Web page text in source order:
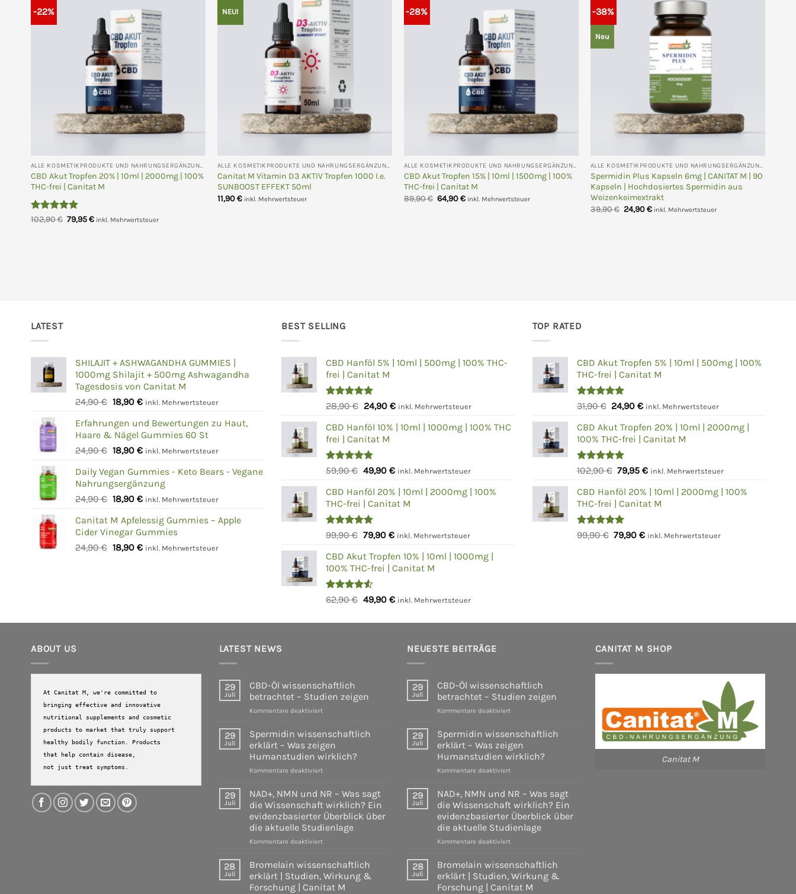
-22%
ALLE KOSMETIKPRODUKTE UND NAHRUNGSERGÄNZUNGEN
CBD Akut Tropfen 20% | 10ml | 2000mg | 100%
THC-frei | Canitat M
Bewertet
102,90€ Ursprünglicher
79,95€Aktueller
inkl. Mehrwertsteuer
NEU!
ALLE KOSMETIKPRODUKTE UND NAHRUNGSERGÄNZUNGEN
Canitat M Vitamin D3 AKTIV Tropfen 1000 I.e.
SUNBOOST EFFEKT 50ml
11,90€ inkl. Mehrwertsteuer
-28%
ALLE KOSMETIKPRODUKTE UND NAHRUNGSERGÄNZUNGEN
CBD Akut Tropfen 15% | 10ml | 1500mg | 100%
THC-frei | Canitat M
89,90€ Ursprünglicher
64,90€Aktueller
inkl. Mehrwertsteuer
-38%
Neu
ALLE KOSMETIKPRODUKTE UND NAHRUNGSERGÄNZUNGEN
Spermidin Plus Kapseln 6mg | CANITAT M | 90
Kapseln | Hochdosiertes Spermidin aus
Weizenkeimextrakt
39,90€ Ursprünglicher
24,90€Aktueller
inkl. Mehrwertsteuer
LATEST
SHILAJIT + ASHWAGANDHA GUMMIES |
1000mg Shilajit + 500mg Ashwagandha
Tagesdosis von Canitat M
24,90€ Ursprünglicher
war:
24,90 €
18,90 €Aktueller
ist:
18,90 €.
inkl. Mehrwertsteuer
Erfahrungen und Bewertungen zu Haut,
Haare & Nägel Gummies 60 St
24,90€ Ursprünglicher
war:
24,90 €
18,90 €Aktueller
ist:
18,90 €.
inkl. Mehrwertsteuer
Daily Vegan Gummies - Keto Bears - Vegane
Nahrungsergänzung
24,90€ Ursprünglicher
war:
24,90 €
18,90 €Aktueller
ist:
18,90 €.
inkl. Mehrwertsteuer
Canitat M Apfelessig Gummies – Apple
Cider Vinegar Gummies
24,90€ Ursprünglicher
18,90 €Aktueller
inkl. Mehrwertsteuer
BEST SELLING
CBD Hanföl 5% | 10ml | 500mg | 100% THC-
frei | Canitat M
Bewertet
von 5
28,90€ Ursprünglicher
war:
28,90 €
24,90€Aktueller
ist:
inkl. Mehrwertsteuer
CBD Hanföl 10% | 10ml | 1000mg | 100% THC
frei | Canitat M
Bewertet
von 5
59,90€ Ursprünglicher
war:
59,90 €
49,90€Aktueller
ist:
49,90 €.
inkl. Mehrwertsteuer
CBD Hanföl 20% | 10ml | 2000mg | 100%
THC-frei | Canitat M
Bewertet
von 5
99,90€ Ursprünglicher
war:
99,90 €
79,90€Aktueller
ist:
79,90 €.
inkl. Mehrwertsteuer
CBD Akut Tropfen 10% | 10ml | 1000mg |
100% THC-frei | Canitat M
Bewertet
62,90€ Ursprünglicher
war:
49,90€Aktueller
ist:
inkl. Mehrwertsteuer
TOP RATED
CBD Akut Tropfen 5% | 10ml | 500mg | 100%
THC-frei | Canitat M
Bewertet
von 5
31,90€ Ursprünglicher
war:
31,90 €
24,90€Aktueller
ist:
24,90 €.
inkl. Mehrwertsteuer
CBD Akut Tropfen 20% | 10ml | 2000mg |
100% THC-frei | Canitat M
Bewertet
von 5
102,90€ Ursprünglicher
war:
102,90 €
79,95€Aktueller
ist:
79,95 €.
inkl. Mehrwertsteuer
CBD Hanföl 20% | 10ml | 2000mg | 100%
THC-frei | Canitat M
Bewertet
99,90€ Ursprünglicher
79,90€Aktueller
inkl. Mehrwertsteuer
ABOUT US
At Canitat M, we're committed to
bringing effective and innovative
nutritional supplements and cosmetic
products to market that truly support
healthy bodily function. Products
that help contain disease,
not just treat symptoms.
LATEST NEWS
29
Juli
CBD-Öl wissenschaftlich
betrachtet – Studien zeigen
Kommentare deaktiviertfür
betrachtet
–
Studien
29
Juli
Spermidin wissenschaftlich
erklärt – Was zeigen
Humanstudien wirklich?
Kommentare deaktiviertfür
wissenschaftlich
–
Was
zeigen
Humanstudien
29
Juli
NAD+, NMN und NR – Was sagt
die Wissenschaft wirklich? Ein
evidenzbasierter Überblick über
die aktuelle Studienlage
Kommentare deaktiviertfür
NR
–
28
Juli
Bromelain wissenschaftlich
erklärt | Studien, Wirkung &
Forschung | Canitat M
NEUESTE BEITRÄGE
29
Juli
CBD-Öl wissenschaftlich
betrachtet – Studien zeigen
Kommentare deaktiviertfür
betrachtet
–
Studien
29
Juli
Spermidin wissenschaftlich
erklärt – Was zeigen
Humanstudien wirklich?
Kommentare deaktiviertfür
wissenschaftlich
–
Was
zeigen
Humanstudien
29
Juli
NAD+, NMN und NR – Was sagt
die Wissenschaft wirklich? Ein
evidenzbasierter Überblick über
die aktuelle Studienlage
Kommentare deaktiviertfür
NR
–
28
Juli
Bromelain wissenschaftlich
erklärt | Studien, Wirkung &
Forschung | Canitat M
CANITAT M SHOP
Canitat M